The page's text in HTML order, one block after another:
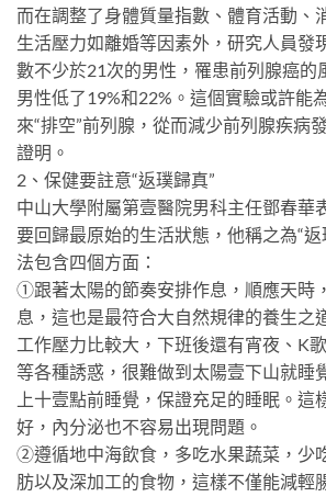
而在調整了身體質量指數、體育活動、
生活壓力如離婚等因素外，研究人員發
數不少於21次的男性，罹患前列腺癌的
男性低了19%和22%。這個實驗或許能
來“排空”前列腺，從而減少前列腺疾病
證明。
2、保健要註意“返璞歸真”
中山大學附屬第壹醫院男科主任鄧春華
要回歸最原始的生活狀態，他稱之為“
法包含四個方面：
①跟著太陽的節奏安排作息，順應天時
息，這也是最符合大自然規律的養生之
工作壓力比較大，下班後還有宵夜、K
等各種誘惑，很難做到太陽壹下山就睡
上十壹點前睡覺，保證充足的睡眠。這
好，內分泌也不容易出現問題。
②遵循地中海飲食，多吃水果蔬菜，少
肪以及深加工的食物，這樣不僅能減輕